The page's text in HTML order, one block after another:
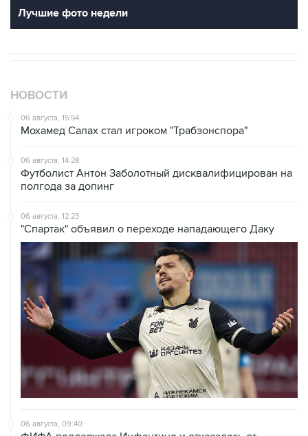
Лучшие фото недели
НОВОСТИ
06 августа, 15:54
Мохамед Салах стал игроком "Трабзонспора"
06 августа, 14:28
Футболист Антон Заболотный дисквалифицирован на
полгода за допинг
06 августа, 12:23
"Спартак" объявил о переходе нападающего Даку
06 августа, 09:40